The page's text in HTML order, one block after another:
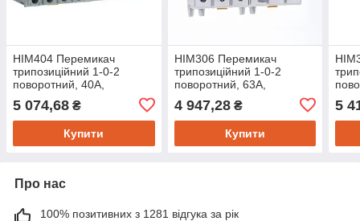
HIM404 Перемикач
трипозиційний 1-0-2
поворотний, 40А,
400/690В, 4п, 7м, Hager
5 074,68 ₴
Купити
HIM306 Перемикач
трипозиційний 1-0-2
поворотний, 63А,
400/690В, 3п, 6м, Hager
4 947,28₴
Купити
5
Про нас
100% позитивних з 1281 відгука за рік